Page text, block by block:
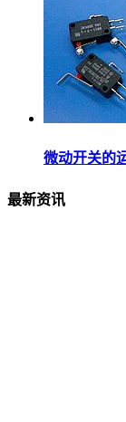
微动开关的
最新资讯